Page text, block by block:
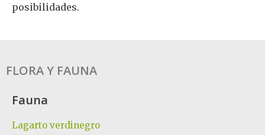
posibilidades.
FLORA Y FAUNA
Fauna
Lagarto verdinegro